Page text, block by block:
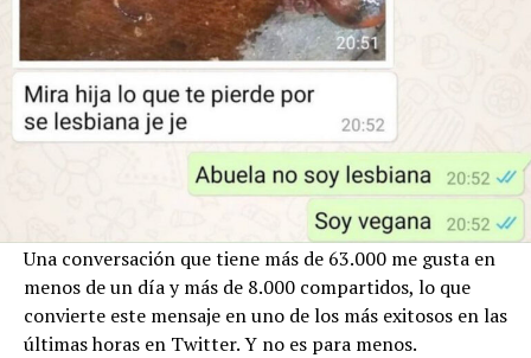
Una conversación que tiene más de 63.000 me gusta en
menos de un día y más de 8.000 compartidos, lo que
convierte este mensaje en uno de los más exitosos en las
últimas horas en Twitter. Y no es para menos.